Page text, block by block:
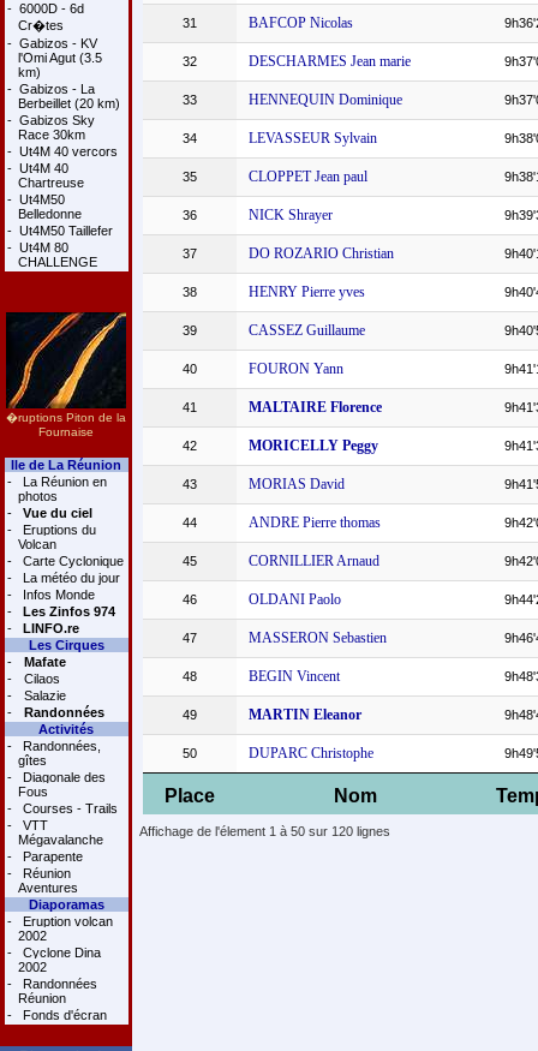
- 6000D - 6d
Cr�tes
- Gabizos - KV
l'Omi Agut (3.5
km)
- Gabizos - La
Berbeillet (20 km)
- Gabizos Sky
Race 30km
- Ut4M 40 vercors
- Ut4M 40
Chartreuse
- Ut4M50
Belledonne
- Ut4M50 Taillefer
- Ut4M 80
CHALLENGE
�ruptions Piton de la
Fournaise
Ile de La Réunion
-
La Réunion en
photos
-
Vue du ciel
-
Eruptions du
Volcan
-
Carte Cyclonique
-
La météo du jour
-
Infos Monde
-
Les Zinfos 974
-
LINFO.re
Les Cirques
-
Mafate
-
Cilaos
-
Salazie
-
Randonnées
Activités
-
Randonnées,
gîtes
-
Diagonale des
Fous
-
Courses - Trails
-
VTT
Mégavalanche
-
Parapente
-
Réunion
Aventures
Diaporamas
-
Eruption volcan
2002
-
Cyclone Dina
2002
-
Randonnées
Réunion
-
Fonds d'écran
Place Nom
31 BAFCOP Nicolas
32 DESCHARMES Jean marie
33 HENNEQUIN Dominique
34 LEVASSEUR Sylvain
35 CLOPPET Jean paul
36 NICK Shrayer
37 DO ROZARIO Christian
38 HENRY Pierre yves
39 CASSEZ Guillaume
40 FOURON Yann
41 MALTAIRE Florence
42 MORICELLY Peggy
43 MORIAS David
44 ANDRE Pierre thomas
45 CORNILLIER Arnaud
46 OLDANI Paolo
47 MASSERON Sebastien
48 BEGIN Vincent
49 MARTIN Eleanor
50 DUPARC Christophe
Affichage de l'élement 1 à 50 sur 120 lignes